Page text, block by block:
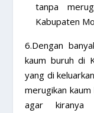
tanpa
Kabupaten
6.Dengan
kaum buruh di
yang di
merugikan
agar kiranya